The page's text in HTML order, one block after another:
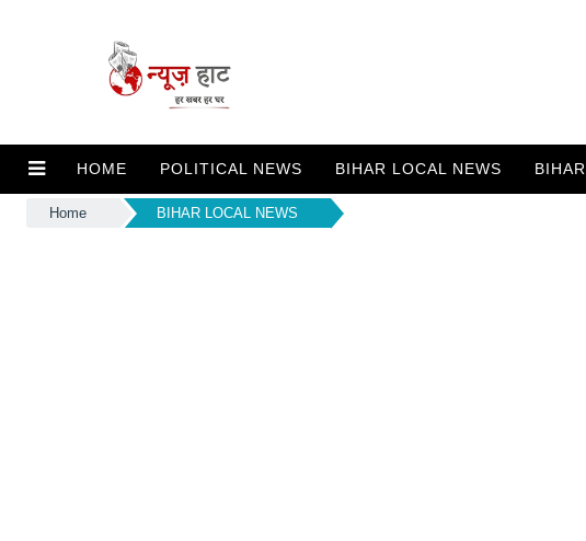
HOME POLITICAL NEWS BIHAR LOCAL NEWS
Home BIHAR LOCAL NEWS